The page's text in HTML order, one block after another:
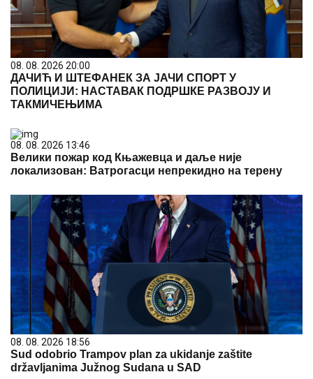
08. 08. 2026 20:00
ДАЧИЋ И ШТЕФАНЕК ЗА ЈАЧИ СПОРТ У
ПОЛИЦИЈИ: НАСТАВАК ПОДРШКЕ РАЗВОЈУ И
ТАКМИЧЕЊИМА
08. 08. 2026 13:46
Велики пожар код Књажевца и даље није
локализован: Ватрогасци непрекидно на терену
08. 08. 2026 18:56
Sud odobrio Trampov plan za ukidanje zaštite
državljanima Južnog Sudana u SAD